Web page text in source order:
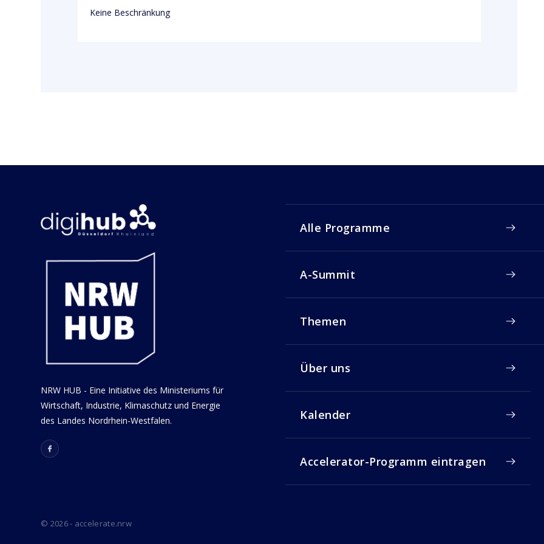
Keine Beschränkung
Alle Programme
A-Summit
Themen
Über uns
Kalender
Accelerator-Programm eintragen
NRW HUB - Eine Initiative des Ministeriums für
Wirtschaft, Industrie, Klimaschutz und Energie
des Landes Nordrhein-Westfalen.
© 2026 - accelerate.nrw